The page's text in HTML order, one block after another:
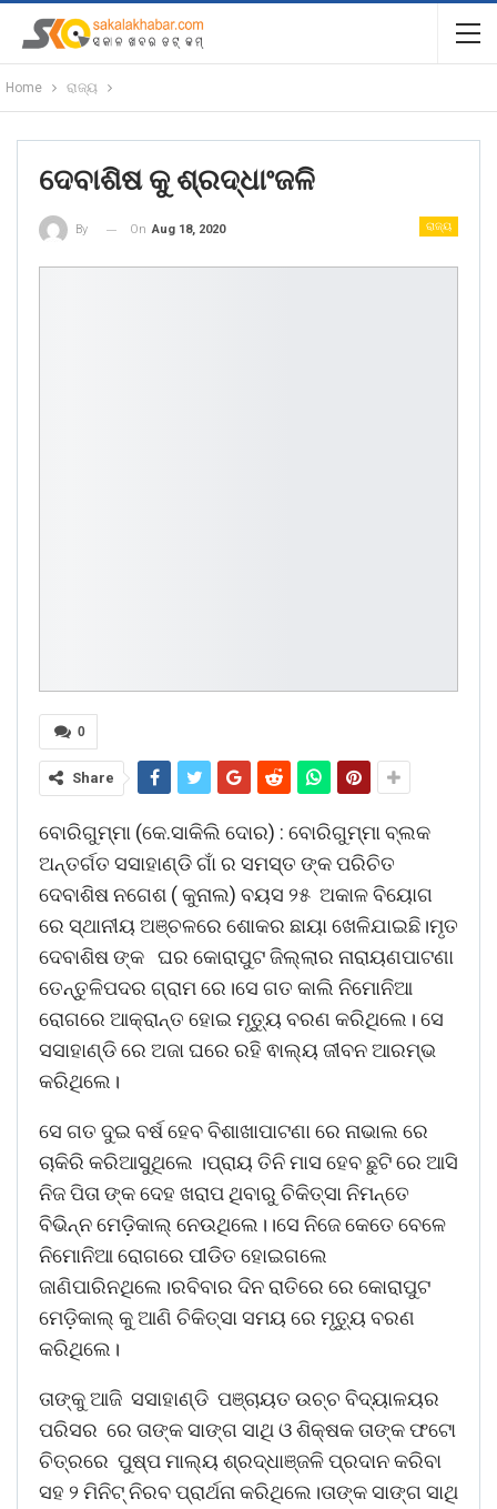
Home ରାଜ୍ୟ
ଦେବାଶିଷ କୁ ଶ୍ରଦ୍ଧାଂଜଳି
ରାଜ୍ୟ
By On Aug 18, 2020
0
Share
ବୋରିଗୁମ୍ମା (କେ.ସାକିଲି ଦୋର) : ବୋରିଗୁମ୍ମା ବ୍ଲକ
ଅନ୍ତର୍ଗତ ସସାହାଣ୍ଡି ଗାଁ ର ସମସ୍ତ ଙ୍କ ପରିଚିତ
ଦେବାଶିଷ ନଗେଶ ( କୁନାଲ) ବୟସ ୨୫ ଅକାଳ ବିୟୋଗ
ରେ ସ୍ଥାନୀୟ ଅଞ୍ଚଳରେ ଶୋକର ଛାୟା ଖେଳିଯାଇଛି।ମୃତ
ଦେବାଶିଷ ଙ୍କ ଘର କୋରାପୁଟ ଜିଲ୍ଲାର ନାରାୟଣପାଟଣା
ତେନ୍ତୁଳିପଦର ଗ୍ରାମ ରେ।ସେ ଗତ କାଲି ନିମୋନିଆ
ରୋଗରେ ଆକ୍ରାନ୍ତ ହୋଇ ମୃତ୍ୟୁ ବରଣ କରିଥିଲେ। ସେ
ସସାହାଣ୍ଡି ରେ ଅଜା ଘରେ ରହି ଵାଲ୍ୟ ଜୀବନ ଆରମ୍ଭ
କରିଥିଲେ।
ସେ ଗତ ଦୁଇ ବର୍ଷ ହେବ ବିଶାଖାପାଟଣା ରେ ନାଭାଲ ରେ
ଚାକିରି କରିଆସୁଥିଲେ ।ପ୍ରାୟ ତିନି ମାସ ହେବ ଛୁଟି ରେ ଆସି
ନିଜ ପିତା ଙ୍କ ଦେହ ଖରାପ ଥିବାରୁ ଚିକିତ୍ସା ନିମନ୍ତେ
ବିଭିନ୍ନ ମେଡ଼ିକାଲ୍ ନେଉଥିଲେ।।ସେ ନିଜେ କେତେ ବେଳେ
ନିମୋନିଆ ରୋଗରେ ପୀଡିତ ହୋଇଗଲେ
ଜାଣିପାରିନଥିଲେ।ରବିବାର ଦିନ ରାତିରେ ରେ କୋରାପୁଟ
ମେଡ଼ିକାଲ୍ କୁ ଆଣି ଚିକିତ୍ସା ସମୟ ରେ ମୃତ୍ୟୁ ବରଣ
କରିଥିଲେ।
ତାଙ୍କୁ ଆଜି ସସାହାଣ୍ଡି ପଞ୍ଚାୟତ ଉଚ୍ଚ ବିଦ୍ୟାଳୟର
ପରିସର ରେ ତାଙ୍କ ସାଙ୍ଗ ସାଥି ଓ ଶିକ୍ଷକ ତାଙ୍କ ଫଟୋ
ଚିତ୍ରରେ ପୁଷ୍ପ ମାଲ୍ୟ ଶ୍ରଦ୍ଧାଞ୍ଜଳି ପ୍ରଦାନ କରିବା
ସହ ୨ ମିନିଟ୍ ନିରବ ପ୍ରାର୍ଥନା କରିଥିଲେ।ତାଙ୍କ ସାଙ୍ଗ ସାଥି